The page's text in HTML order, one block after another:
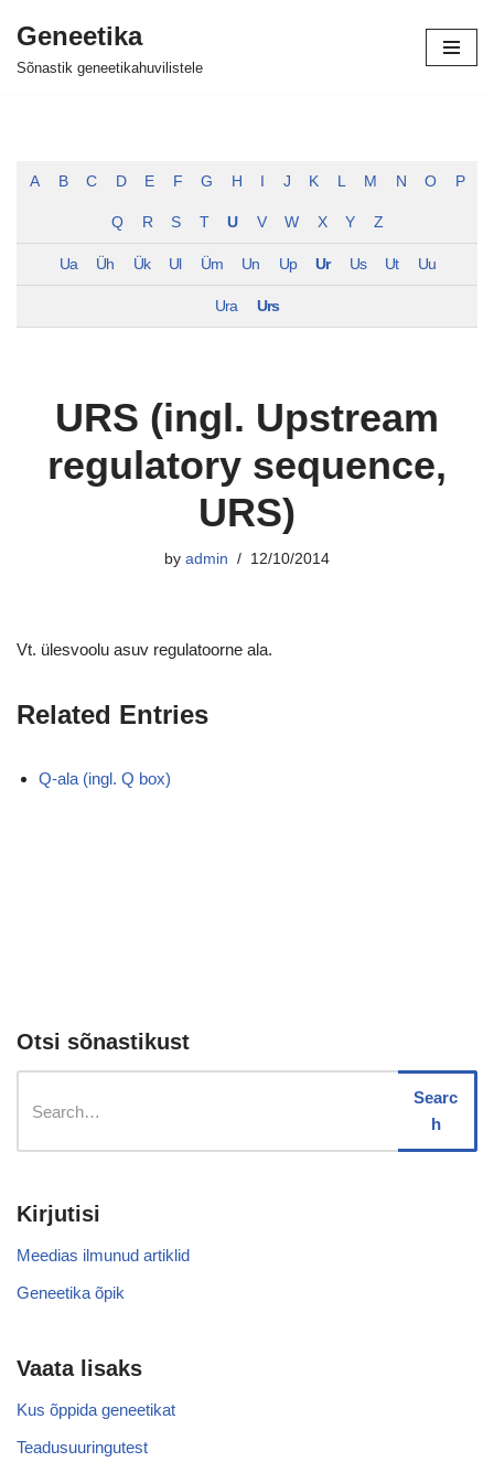
Skip
Geneetika
Sõnastik geneetikahuvilistele
A B C D E F G H J K L M N O P
Q R S T U V W X Y Z
Ua Üh Ük Ul Üm Un Up Ur Us Ut Uu
Ura Urs
URS (ingl. Upstream
regulatory sequence,
URS)
by admin 12/10/2014
Vt. ülesvoolu asuv regulatoorne ala.
Related Entries
Q-ala (ingl. Q box)
Otsi sõnastikust
Searc
h
Kirjutisi
Meedias ilmunud artiklid
Geneetika õpik
Vaata lisaks
Kus õppida geneetikat
Teadusuuringutest